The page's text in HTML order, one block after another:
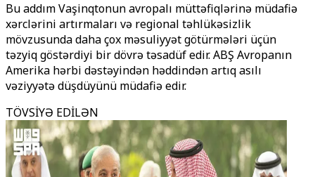
Bu addım Vaşinqtonun avropalı müttəfiqlərinə müdafiə
xərclərini artırmaları və regional təhlükəsizlik
mövzusunda daha çox məsuliyyət götürmələri üçün
təzyiq göstərdiyi bir dövrə təsadüf edir. ABŞ Avropanın
Amerika hərbi dəstəyindən həddindən artıq asılı
vəziyyətə düşdüyünü müdafiə edir.
TÖVSİYƏ EDİLƏN